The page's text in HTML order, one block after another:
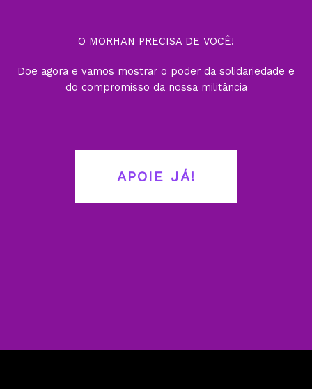
O MORHAN PRECISA DE VOCÊ!
Doe agora e vamos mostrar o poder da solidariedade e
do compromisso da nossa militância
APOIE JÁ!